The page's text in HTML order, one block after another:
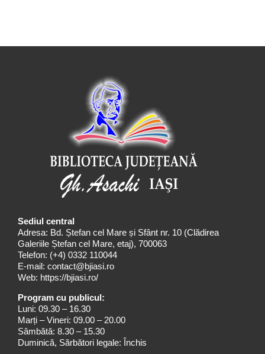
Sediul central
Adresa: Bd. Ștefan cel Mare și Sfânt nr. 10 (Clădirea
Galeriile Ștefan cel Mare, etaj), 700063
Telefon: (+4) 0332 110044
E-mail: contact@bjiasi.ro
Web: https://bjiasi.ro/
Program cu publicul:
Luni: 09.30 – 16.30
Marți – Vineri: 09.00 – 20.00
Sâmbătă: 8.30 – 15.30
Duminică, Sărbători legale: Închis